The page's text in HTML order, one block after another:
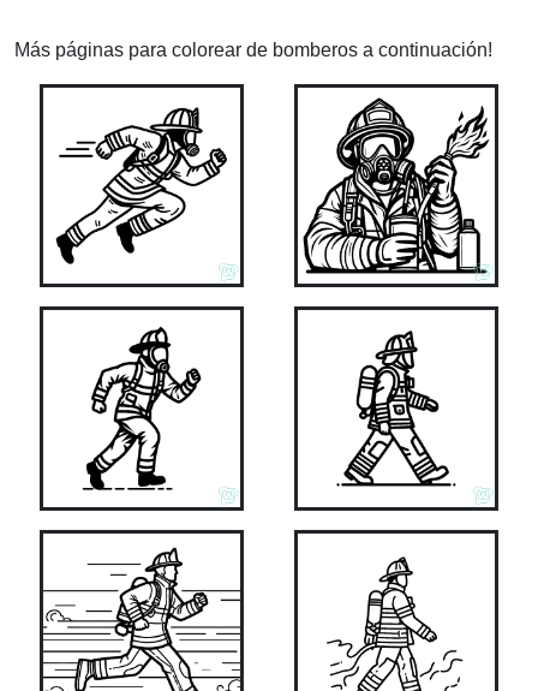
Más páginas para colorear de bomberos a continuación!